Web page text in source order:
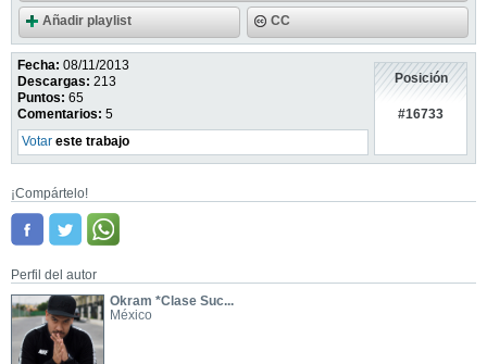
Añadir playlist CC
Fecha: 08/11/2013
Descargas: 213
Puntos: 65
Comentarios: 5
Votar este trabajo
Posición
#16733
¡Compártelo!
Perfil del autor
Okram *Clase Suc...
México